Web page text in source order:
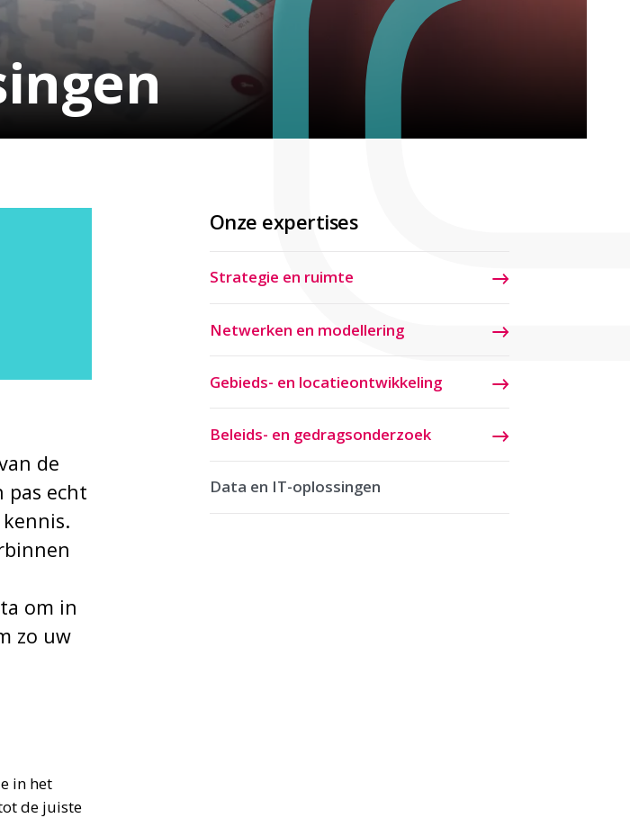
de
pas echt
om in
zo uw
Onze expertises
Strategie en ruimte
Netwerken en modellering
Gebieds- en locatieontwikkeling
Beleids- en gedragsonderzoek
Data en IT-oplossingen
in het
de juiste